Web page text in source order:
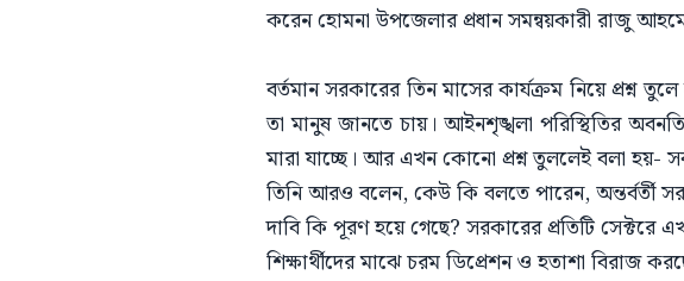
করেন হোমনা উপজেলার প্রধান সমন্বয়কারী রাজু
বর্তমান সরকারের তিন মাসের কার্যক্রম নিয়ে প্রশ্ন
তা মানুষ জানতে চায়। আইনশৃঙ্খলা পরিস্থিতির অবনতি
মারা যাচ্ছে। আর এখন কোনো প্রশ্ন তুললেই বলা হয়-
​তিনি আরও বলেন, কেউ কি বলতে পারেন,
দাবি কি পূরণ হয়ে গেছে? সরকারের প্রতিটি সেক্টরে
শিক্ষার্থীদের মাঝে চরম ডিপ্রেশন ও হতাশা বিরাজ